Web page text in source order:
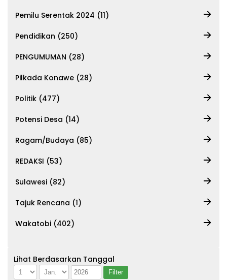
Pemilu Serentak 2024 (11)
Pendidikan (250)
PENGUMUMAN (28)
Pilkada Konawe (28)
Politik (477)
Potensi Desa (14)
Ragam/Budaya (85)
REDAKSI (53)
Sulawesi (82)
Tajuk Rencana (1)
Wakatobi (402)
Lihat Berdasarkan Tanggal